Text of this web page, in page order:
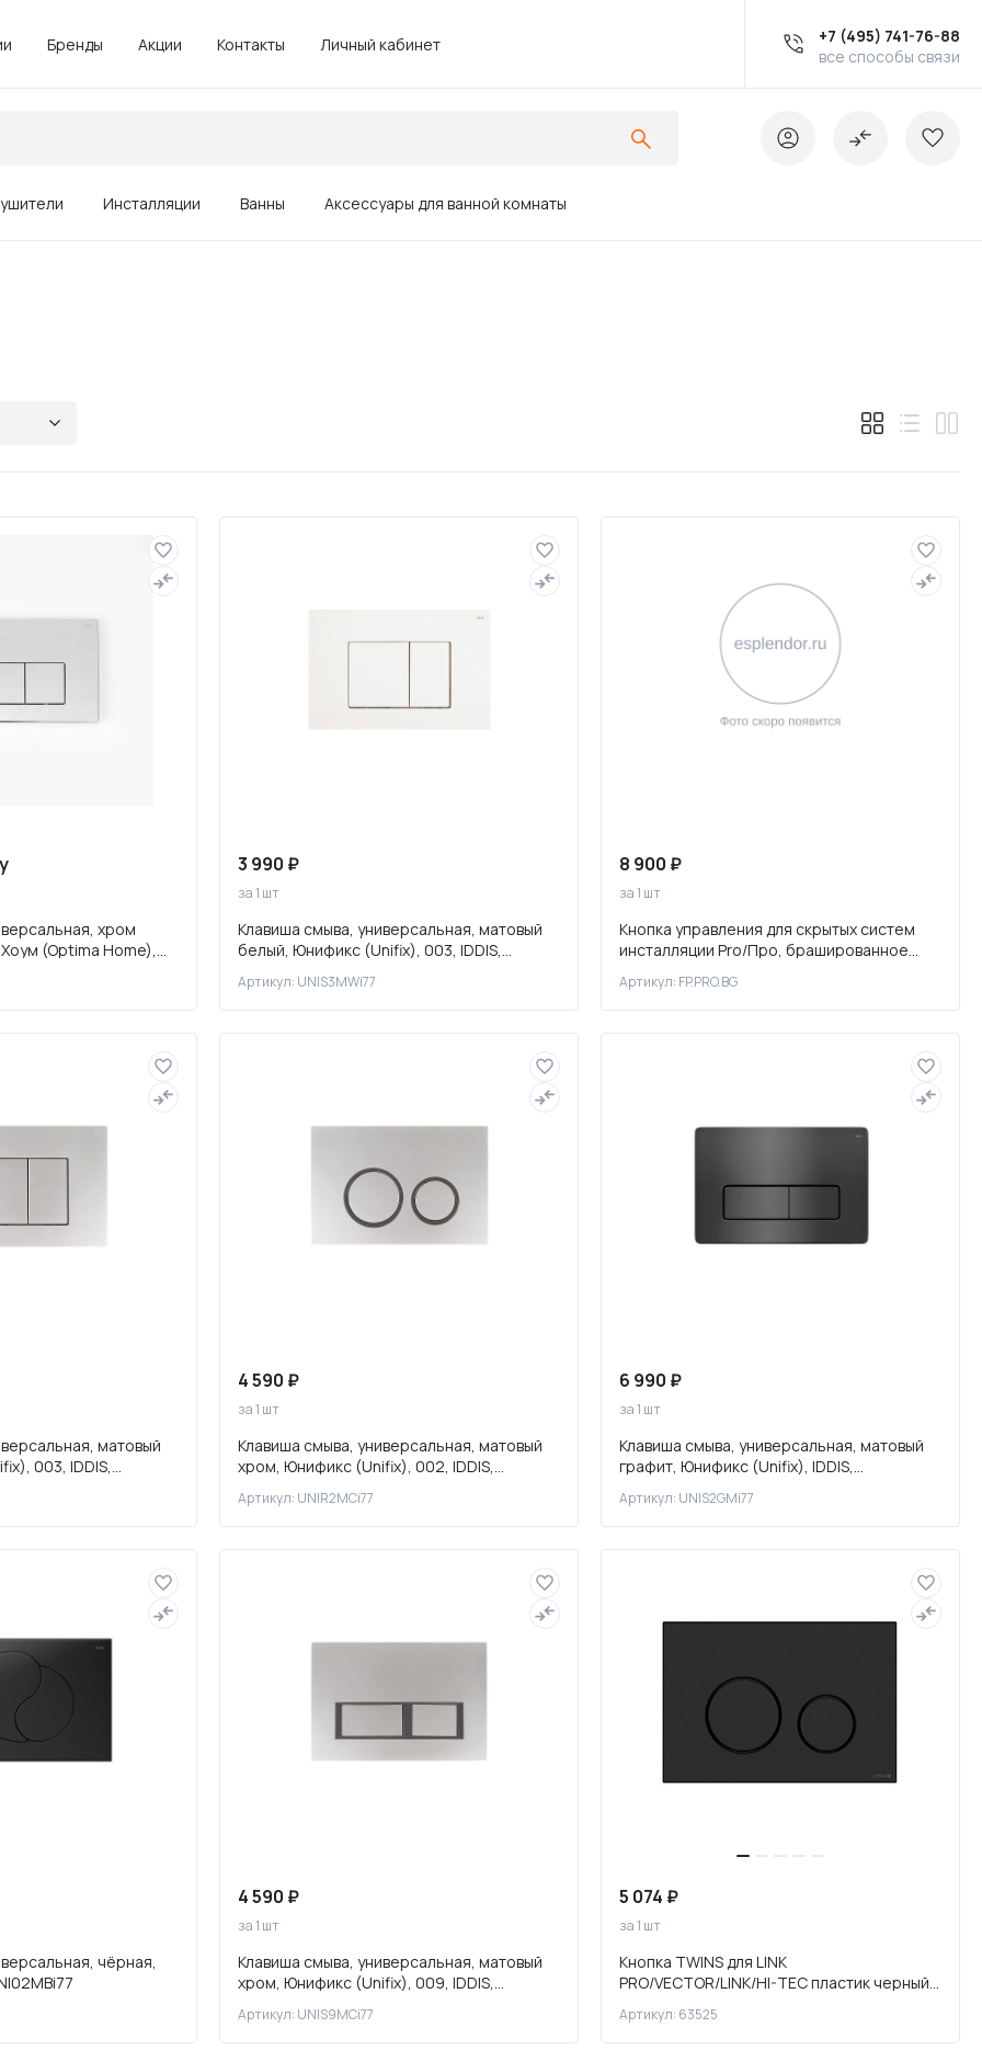
Бренды Акции Контакты Личный кабинет
+7 (495) 741-76-88
все способы связи
Зеркала
Полотенцесушители Слив и канализация
Инсталляции Ванны Аксессуары для ванной комнаты
хром
(Optima Home),
3 990 ₽
за 1 шт
Клавиша смыва, универсальная, матовый
белый, Юнификс (Unifix), 003, IDDIS,
Артикул: UNIS3MWi77
8 900 ₽
за 1 шт
Кнопка управления для скрытых систем
инсталляции Pro/Про, брашированное
Артикул: FP.PRO.BG
матовый
003, IDDIS,
4 590 ₽
за 1 шт
Клавиша смыва, универсальная, матовый
хром, Юнификс (Unifix), 002, IDDIS,
Артикул: UNIR2MCi77
6 990 ₽
за 1 шт
Клавиша смыва, универсальная, матовый
графит, Юнификс (Unifix), IDDIS,
Артикул: UNIS2GMi77
чёрная,
4 590 ₽
за 1 шт
Клавиша смыва, универсальная, матовый
хром, Юнификс (Unifix), 009, IDDIS,
Артикул: UNIS9MCi77
5 074 ₽
за 1 шт
Кнопка TWINS для LINK
PRO/VECTOR/LINK/HI-TEC пластик черный
Артикул: 63525